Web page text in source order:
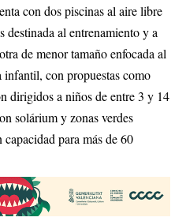
con dos piscinas al aire libre
destinada al entrenamiento y a
de menor tamaño enfocada al
infantil, con propuestas como
dirigidos a niños de entre 3 y 14
solárium y zonas verdes
capacidad para más de 60